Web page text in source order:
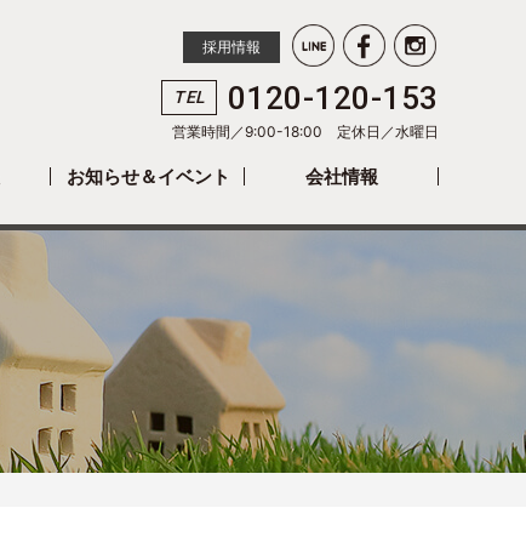
採用情報
TEL 0120-120-153
営業時間／9:00-18:00 定休日／水曜日
お知らせ＆イベント 会社情報